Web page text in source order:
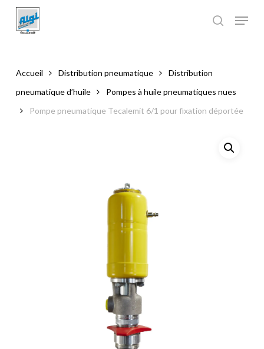
main
Accueil Distribution pneumatique
Distribution
pneumatique d’huile
Pompes à huile pneumatiques nues
Pompe pneumatique Tecalemit 6/1 pour fixation déportée